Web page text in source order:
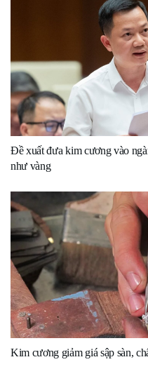
Đề xuất đưa kim cương vào
như vàng
Kim cương giảm giá sập sàn,